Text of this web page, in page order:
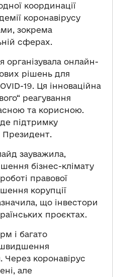
координації
коронавірусу
зокрема
сферах.
онлайн-
рішень для
19. Ця інноваційна
реагування
та корисною.
підтримку
Президент.
зауважила,
бізнес-клімату
правової
корупції
що інвестори
проєктах.
і багато
Через коронавірус
але